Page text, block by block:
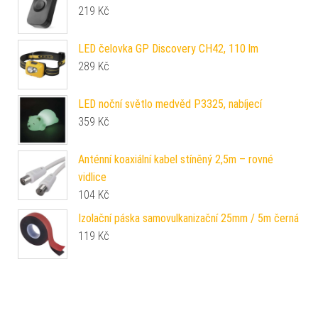
219 Kč
LED čelovka GP Discovery CH42, 110 lm
289 Kč
LED noční světlo medvěd P3325, nabíjecí
359 Kč
Anténní koaxiální kabel stíněný 2,5m – rovné
vidlice
104 Kč
Izolační páska samovulkanizační 25mm / 5m černá
119 Kč